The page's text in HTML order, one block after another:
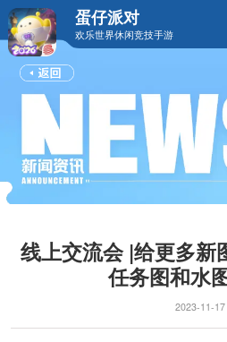
蛋仔派对
欢乐世界休闲竞技手游
线上交流会 |给更多新
任务图和水
2023-11-17